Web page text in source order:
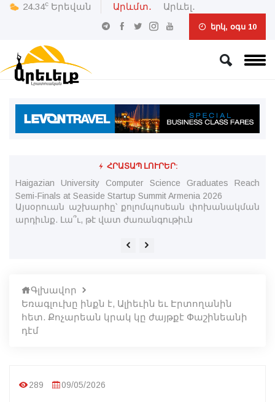
24.34c Երեվան Արևմտ․ Արևել․
երկ, օգս 10
ՀՐԱՏԱՊ ԼՈՒՐԵՐ:
Haigazian University Computer Science Graduates Reach
Semi-Finals at Seaside Startup Summit Armenia 2026
Գլխավոր
Եռագլուխը ինքն է, Ալիեւին եւ Էրտողանին
հետ. Քոչարեան կրակ կը ժայթքէ Փաշինեանի
դէմ
289 09/05/2026